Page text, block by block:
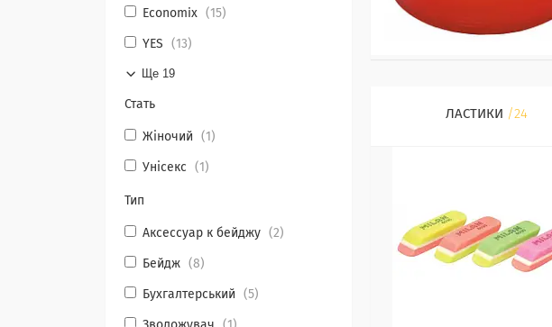
ЛАСТИКИ 24
Economix 15
YES 13
Ще 19
Стать
Жіночий 1
Унісекс 1
Тип
Аксессуар к бейджу 2
Бейдж 8
Бухгалтерський 5